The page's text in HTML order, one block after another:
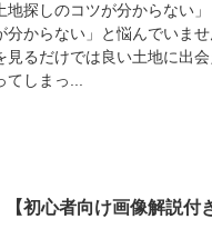
探しのコツが分からない
からない」と悩んでいま
るだけでは良い土地に出
てしまっ...
初心者向け画像解説付